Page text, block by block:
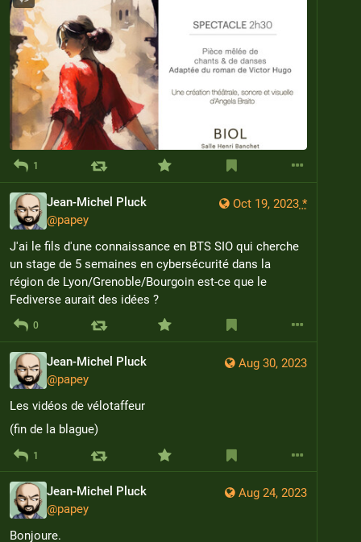
1
Oct 19, 2023 *
Jean-Michel Pluck
@papey
J'ai le fils d'une connaissance en BTS SIO qui cherche
un stage de 5 semaines en cybersécurité dans la
région de Lyon/Grenoble/Bourgoin est-ce que le
Fediverse aurait des idées ?
0
Aug 30, 2023
Jean-Michel Pluck
@papey
Les vidéos de vélotaffeur
(fin de la blague)
1
Aug 24, 2023
Jean-Michel Pluck
@papey
Bonjoure.